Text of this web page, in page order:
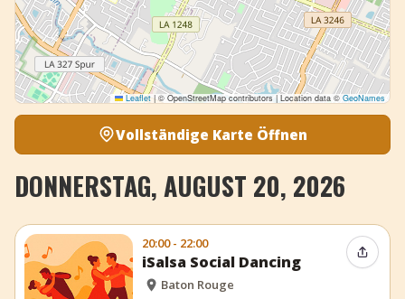
Leaflet |© OpenStreetMap contributors | Location data ©GeoNames
Vollständige Karte Öffnen
DONNERSTAG, AUGUST 20, 2026
20:00 - 22:00
iSalsa Social Dancing
Baton Rouge
Event